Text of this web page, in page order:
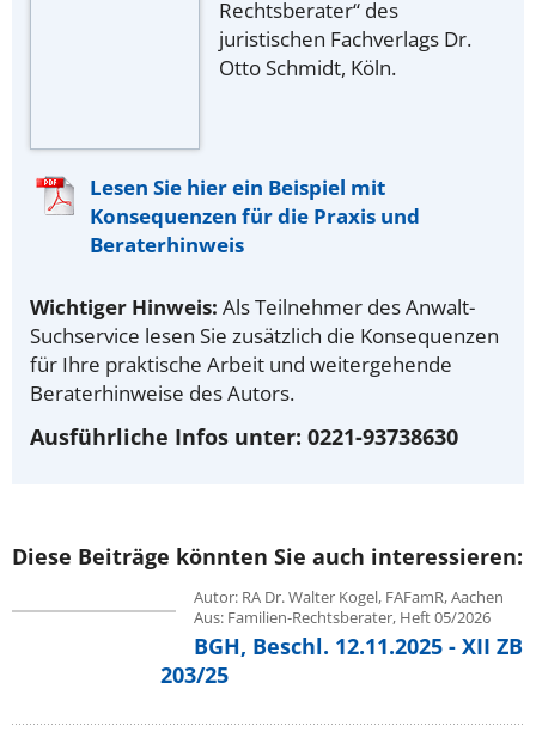
Rechtsberater“ des
juristischen Fachverlags Dr.
Otto Schmidt, Köln.
Lesen Sie hier ein Beispiel mit
Konsequenzen für die Praxis und
Beraterhinweis
Wichtiger Hinweis: Als Teilnehmer des Anwalt-
Suchservice lesen Sie zusätzlich die Konsequenzen
für Ihre praktische Arbeit und weitergehende
Beraterhinweise des Autors.
Ausführliche Infos unter: 0221-93738630
Diese Beiträge könnten Sie auch interessieren:
Autor: RA Dr. Walter Kogel, FAFamR, Aachen
Aus: Familien-Rechtsberater, Heft 05/2026
BGH, Beschl. 12.11.2025 - XII ZB
203/25